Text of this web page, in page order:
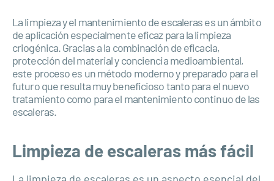
La limpieza y el mantenimiento de escaleras es un ámbito
de aplicación especialmente eficaz para la limpieza
criogénica. Gracias a la combinación de eficacia,
protección del material y conciencia medioambiental,
este proceso es un método moderno y preparado para el
futuro que resulta muy beneficioso tanto para el nuevo
tratamiento como para el mantenimiento continuo de las
escaleras.
Limpieza de escaleras más fácil